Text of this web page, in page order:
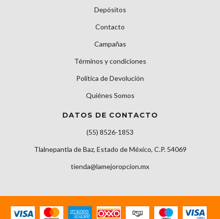
Depósitos
Contacto
Campañas
Términos y condiciones
Política de Devolución
Quiénes Somos
DATOS DE CONTACTO
(55) 8526-1853
Tlalnepantla de Baz, Estado de México, C.P. 54069
tienda@lamejoropcion.mx